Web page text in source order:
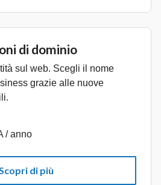
di dominio
sul web. Scegli il nome
grazie alle nuove
/ anno
di più